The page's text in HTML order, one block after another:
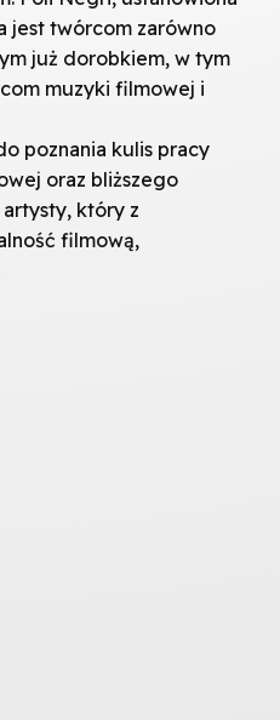
jest twórcom zarówno
już dorobkiem, w tym
muzyki filmowej i
poznania kulis pracy
oraz bliższego
który z
filmową,